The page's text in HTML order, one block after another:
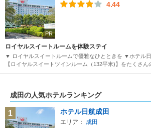
PR
4.44
ロイヤルスイートルームを体験ステイ
▼ ロイヤルスイートルームで優雅なひとときを ▼ホテル
【ロイヤルスイートツインルーム（132平米)】をたくさん
成田の人気ホテルランキング
1 ホテル日航成田
エリア： 成田